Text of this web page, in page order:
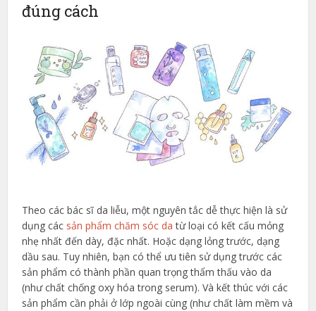
đúng cách
Theo các bác sĩ da liễu, một nguyên tắc dễ thực hiện là sử
dụng các sản phẩm chăm sóc da từ loại có kết cấu mỏng
nhẹ nhất đến dày, đặc nhất. Hoặc dạng lỏng trước, dạng
dầu sau. Tuy nhiên, bạn có thể ưu tiên sử dụng trước các
sản phẩm có thành phần quan trọng thẩm thấu vào da
(như chất chống oxy hóa trong serum). Và kết thúc với các
sản phẩm cần phải ở lớp ngoài cùng (như chất làm mềm và